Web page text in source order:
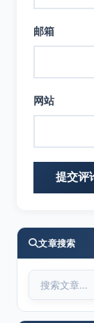
邮箱
网站
文章搜索